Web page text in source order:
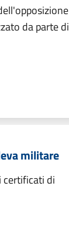
da parte di
militare
certificati di